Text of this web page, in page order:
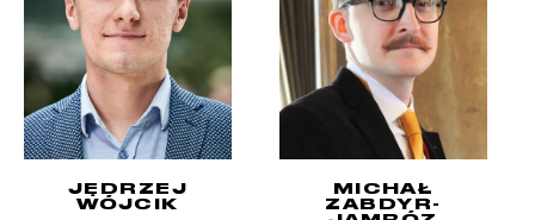
JĘDRZEJ
WÓJCIK
MICHAŁ
ZABDYR-